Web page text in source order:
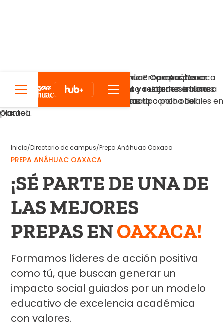
Inicio/Directorio de campus/Prepa Anáhuac Oaxaca
PREPA ANÁHUAC OAXACA
¡SÉ PARTE DE UNA DE
LAS MEJORES
PREPAS ENOAXACA!
Formamos líderes de acción positiva
como tú, que buscan generar un
impacto social guiados por un modelo
educativo de excelencia académica
con valores.